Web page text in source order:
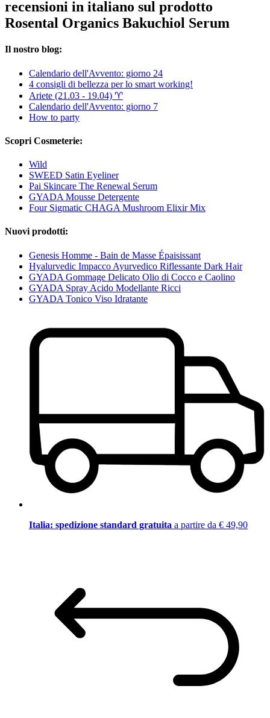
recensioni in italiano sul prodotto
Rosental Organics Bakuchiol Serum
Il nostro blog:
Calendario dell'Avvento: giorno 24
4 consigli di bellezza per lo smart working!
Ariete (21.03 - 19.04) ♈︎
Calendario dell'Avvento: giorno 7
How to party
Scopri Cosmeterie:
Wild
SWEED Satin Eyeliner
Pai Skincare The Renewal Serum
GYADA Mousse Detergente
Four Sigmatic CHAGA Mushroom Elixir Mix
Nuovi prodotti:
Genesis Homme - Bain de Masse Épaisissant
Hyalurvedic Impacco Ayurvedico Riflessante Dark Hair
GYADA Gommage Delicato Olio di Cocco e Caolino
GYADA Spray Acido Modellante Ricci
GYADA Tonico Viso Idratante
Italia: spedizione standard gratuita a partire da € 49,90